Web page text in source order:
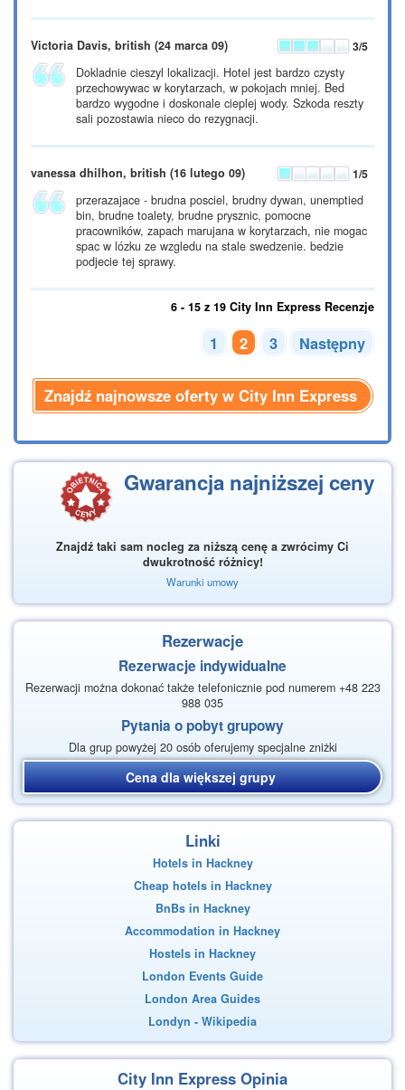
Victoria Davis, british (24 marca 09) 3/5
Dokladnie cieszyl lokalizacji. Hotel jest bardzo czysty
przechowywac w korytarzach, w pokojach mniej. Bed
bardzo wygodne i doskonale cieplej wody. Szkoda reszty
sali pozostawia nieco do rezygnacji.
vanessa dhilhon, british (16 lutego 09) 1/5
przerazajace - brudna posciel, brudny dywan, unemptied
bin, brudne toalety, brudne prysznic, pomocne
pracowników, zapach marujana w korytarzach, nie mogac
spac w lózku ze wzgledu na stale swedzenie. bedzie
podjecie tej sprawy.
6 - 15 z 19 City Inn Express Recenzje
1 2 3 Następny
Znajdź najnowsze oferty w City Inn Express
Gwarancja najniższej ceny
Znajdź taki sam nocleg za niższą cenę a zwrócimy Ci
dwukrotność różnicy!
Warunki umowy
Rezerwacje
Rezerwacje indywidualne
Rezerwacji można dokonać także telefonicznie pod numerem +48 223
988 035
Pytania o pobyt grupowy
Dla grup powyżej 20 osób oferujemy specjalne zniżki
Cena dla większej grupy
Linki
Hotels in Hackney
Cheap hotels in Hackney
BnBs in Hackney
Accommodation in Hackney
Hostels in Hackney
London Events Guide
London Area Guides
Londyn - Wikipedia
City Inn Express Opinia